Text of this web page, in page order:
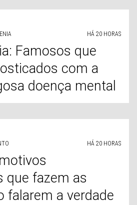
HÁ 20 HORAS
Famosos que
com a
doença mental
HÁ 20 HORAS
que fazem as
falarem a verdade